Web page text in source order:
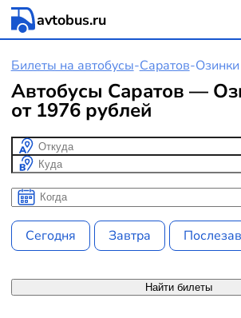
avtobus.ru
Билеты на автобусы-Саратов-Озинки
Автобусы Саратов —
от 1976 рублей
Откуда
Куда
Когда
Когда
Сегодня Завтра
Найти билеты